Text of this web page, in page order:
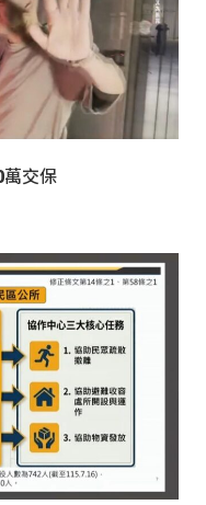
萬交保